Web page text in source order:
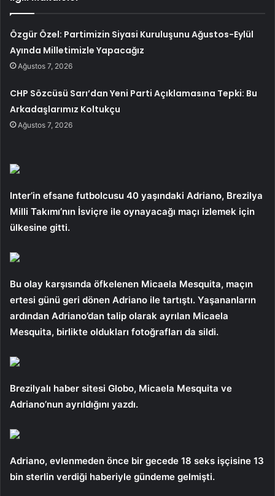
Özgür Özel: Partimizin Siyasi Kuruluşunu Ağustos-Eylül
Ayında Milletimizle Yapacağız
Ağustos 7, 2026
CHP Sözcüsü Sarı’dan Yeni Parti Açıklamasına Tepki: Bu
Arkadaşlarımız Koltukçu
Ağustos 7, 2026
Inter’in efsane futbolcusu 40 yaşındaki Adriano, Brezilya
Milli Takımı’nın İsviçre ile oynayacağı maçı izlemek için
ülkesine gitti.
Bu olay karşısında öfkelenen Micaela Mesquita, maçın
ertesi günü geri dönen Adriano ile tartıştı. Yaşananların
ardından Adriano’dan talip olarak ayrılan Micaela
Mesquita, birlikte oldukları fotoğrafları da sildi.
Brezilyalı haber sitesi Globo, Micaela Mesquita ve
Adriano’nun ayrıldığını yazdı.
Adriano, evlenmeden önce bir gecede 18 seks işçisine 13
bin sterlin verdiği haberiyle gündeme gelmişti.